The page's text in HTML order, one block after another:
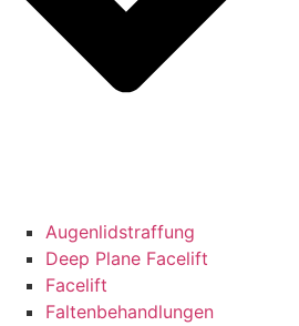
Augenlidstraffung
Deep Plane Facelift
Facelift
Faltenbehandlungen